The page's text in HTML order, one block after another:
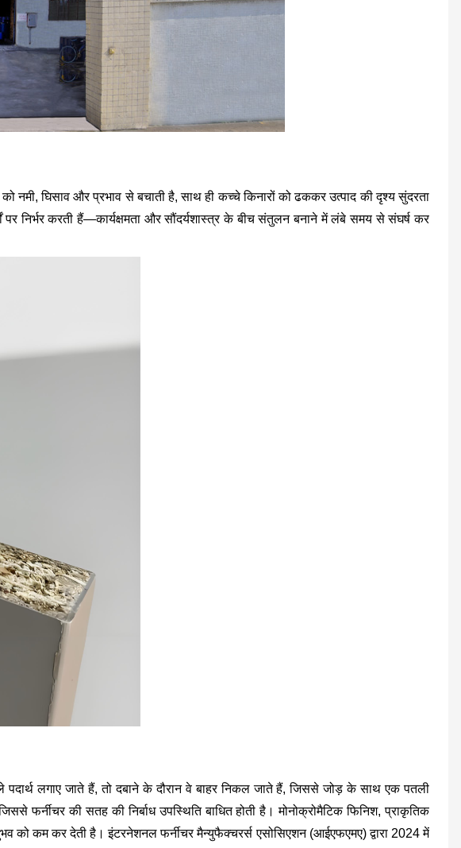
नमी, घिसाव और प्रभाव से बचाती है, साथ ही कच्चे किनारों को ढककर उत्पाद की दृश्य सुंदरता
पर निर्भर करती हैं—कार्यक्षमता और सौंदर्यशास्त्र के बीच संतुलन बनाने में लंबे समय से संघर्ष कर
लगाए जाते हैं, तो दबाने के दौरान वे बाहर निकल जाते हैं, जिससे जोड़ के साथ एक पतली
की सतह की निर्बाध उपस्थिति बाधित होती है। मोनोक्रोमैटिक फिनिश, प्राकृतिक
को कम कर देती है। इंटरनेशनल फर्नीचर मैन्युफैक्चरर्स एसोसिएशन (आईएफएमए) द्वारा 2024 में